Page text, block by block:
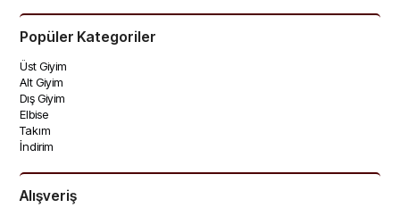
verirsen yarın kargoda
Popüler Kategoriler
Üst Giyim
Alt Giyim
Dış Giyim
Elbise
Takım
İndirim
Alışveriş